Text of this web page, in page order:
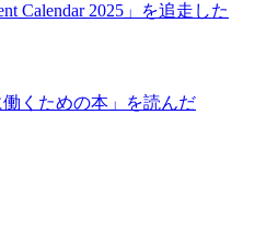
Calendar 2025」を追走した
くための本」を読んだ